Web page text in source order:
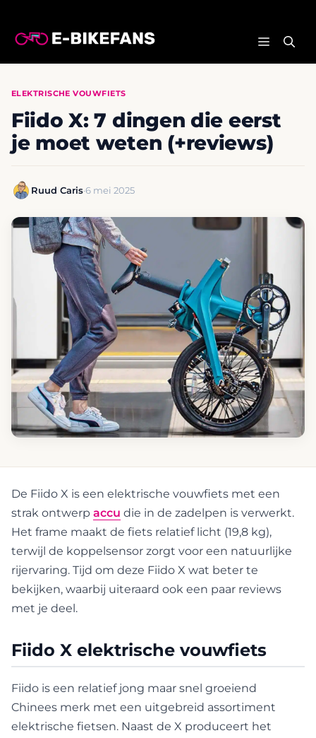
naar
MENU
ELEKTRISCHE VOUWFIETS
Fiido X: 7 dingen die eerst
je moet weten (+reviews)
Ruud Caris·6 mei 2025
De Fiido X is een elektrische vouwfiets met een
strak ontwerp accu die in de zadelpen is verwerkt.
Het frame maakt de fiets relatief licht (19,8 kg),
terwijl de koppelsensor zorgt voor een natuurlijke
rijervaring. Tijd om deze Fiido X wat beter te
bekijken, waarbij uiteraard ook een paar reviews
met je deel.
Fiido X elektrische vouwfiets
Fiido is een relatief jong maar snel groeiend
Chinees merk met een uitgebreid assortiment
elektrische fietsen. Naast de X produceert het